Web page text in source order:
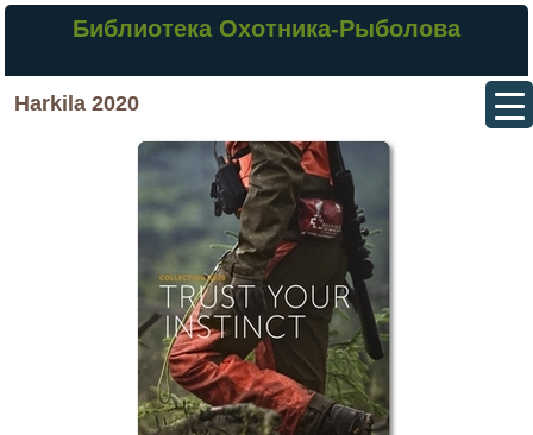
Библиотека Охотника-Рыболова
Harkila 2020